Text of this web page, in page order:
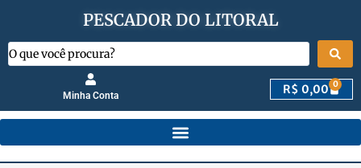
PESCADOR DO LITORAL
Minha Conta R$ 0,00 0